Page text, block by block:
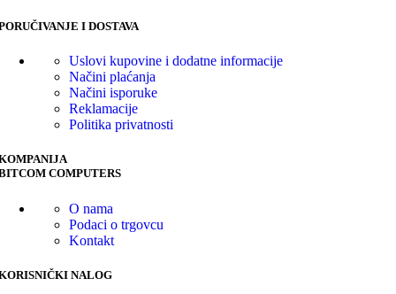
I DOSTAVA
Uslovi kupovine i dodatne informacije
Načini plaćanja
Načini isporuke
Reklamacije
Politika privatnosti
COMPUTERS
O nama
Podaci o trgovcu
Kontakt
NALOG